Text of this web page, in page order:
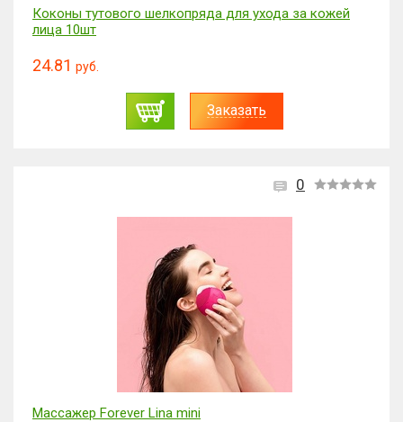
Коконы тутового шелкопряда для ухода за кожей
лица 10шт
24.81 руб.
Заказать
0
Массажер Forever Lina mini